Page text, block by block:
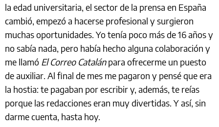
la edad universitaria, el sector de la prensa en España
cambió, empezó a hacerse profesional y surgieron
muchas oportunidades. Yo tenía poco más de 16 años y
no sabía nada, pero había hecho alguna colaboración y
me llamó El Correo Catalánpara ofrecerme un puesto
de auxiliar. Al final de mes me pagaron y pensé que era
la hostia: te pagaban por escribir y, además, te reías
porque las redacciones eran muy divertidas. Y así, sin
darme cuenta, hasta hoy.